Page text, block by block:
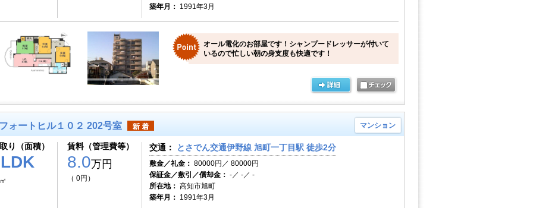
築年月： 1991年3月
オール電化のお部屋です！シャンプードレッサーが付いて
いるので忙しい朝の身支度も快適です！
ォートヒル１０２ 202号室 マンション
り（面積） 賃料（管理費等）
8.0万円
（ 0円）
交通： とさでん交通伊野線 旭町一丁目駅 徒歩2分
敷金／礼金： 80000円／ 80000円
保証金／敷引／償却金： -／ -／ -
所在地： 高知市旭町
築年月： 1991年3月